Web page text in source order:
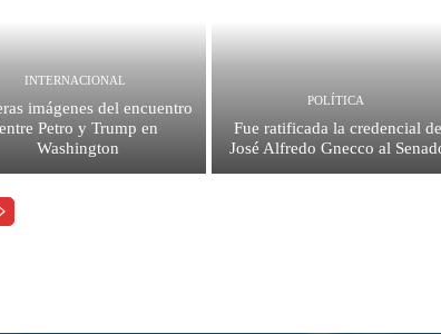
INTERNACIONAL
imágenes del encuentro
entre Petro y Trump en
Washington
POLÍTICA
Fue ratificada la credencial de
José Alfredo Gnecco al